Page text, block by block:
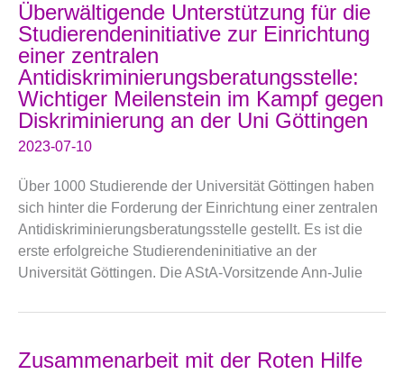
Überwältigende Unterstützung für die
Studierendeninitiative zur Einrichtung
einer zentralen
Antidiskriminierungsberatungsstelle:
Wichtiger Meilenstein im Kampf gegen
Diskriminierung an der Uni Göttingen
2023-07-10
Über 1000 Studierende der Universität Göttingen haben
sich hinter die Forderung der Einrichtung einer zentralen
Antidiskriminierungsberatungsstelle gestellt. Es ist die
erste erfolgreiche Studierendeninitiative an der
Universität Göttingen. Die AStA-Vorsitzende Ann-Julie
Zusammenarbeit mit der Roten Hilfe